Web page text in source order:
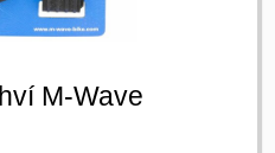
M-Wave